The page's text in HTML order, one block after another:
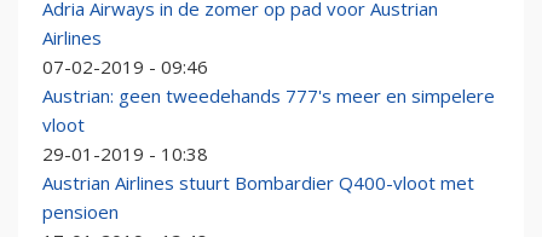
Adria Airways in de zomer op pad voor Austrian
Airlines
07-02-2019 - 09:46
Austrian: geen tweedehands 777's meer en simpelere
vloot
29-01-2019 - 10:38
Austrian Airlines stuurt Bombardier Q400-vloot met
pensioen